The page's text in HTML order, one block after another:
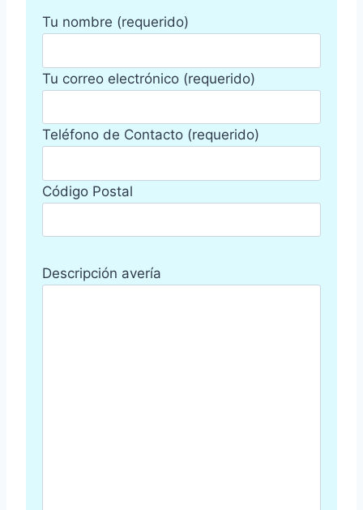
Tu nombre (requerido)
Tu correo electrónico (requerido)
Teléfono de Contacto (requerido)
Código Postal
Descripción avería